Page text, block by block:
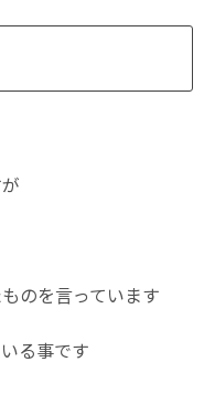
のを言っています
る事です